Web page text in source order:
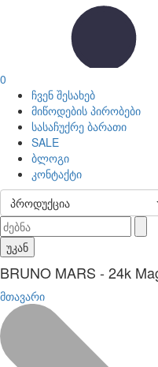
0
ჩვენ შესახებ
მიწოდების პირობები
სასაჩუქრე ბარათი
SALE
ბლოგი
კონტაქტი
პროდუქცია
უკან
BRUNO MARS - 24k
მთავარი